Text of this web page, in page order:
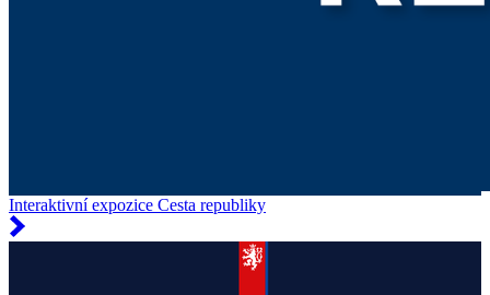
Interaktivní expozice Cesta republiky